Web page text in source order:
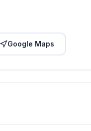
Google Maps